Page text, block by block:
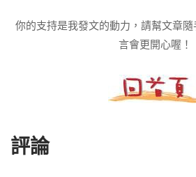
你的支持是我發文的動力，請幫文章隨
言會更開心喔！
評論